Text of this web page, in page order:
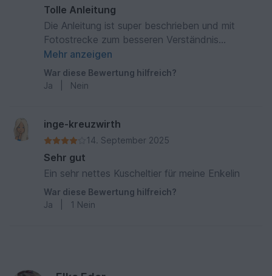
Tolle Anleitung
Die Anleitung ist super beschrieben und mit
Fotostrecke zum besseren Verständnis
versehen. Es hat Spaß gemacht,
nachzuarbeiten!
Mehr anzeigen
War diese Bewertung hilfreich?
Ja
Nein
inge-kreuzwirth
14. September 2025
Sehr gut
Ein sehr nettes Kuscheltier für meine Enkelin
War diese Bewertung hilfreich?
Ja
1 Nein